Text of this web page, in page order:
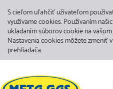
S cieľom uľahčiť užívateľom
využívame cookies. Používaním
ukladaním súborov cookie na
Nastavenia cookies môžete zmeniť
prehliadača.